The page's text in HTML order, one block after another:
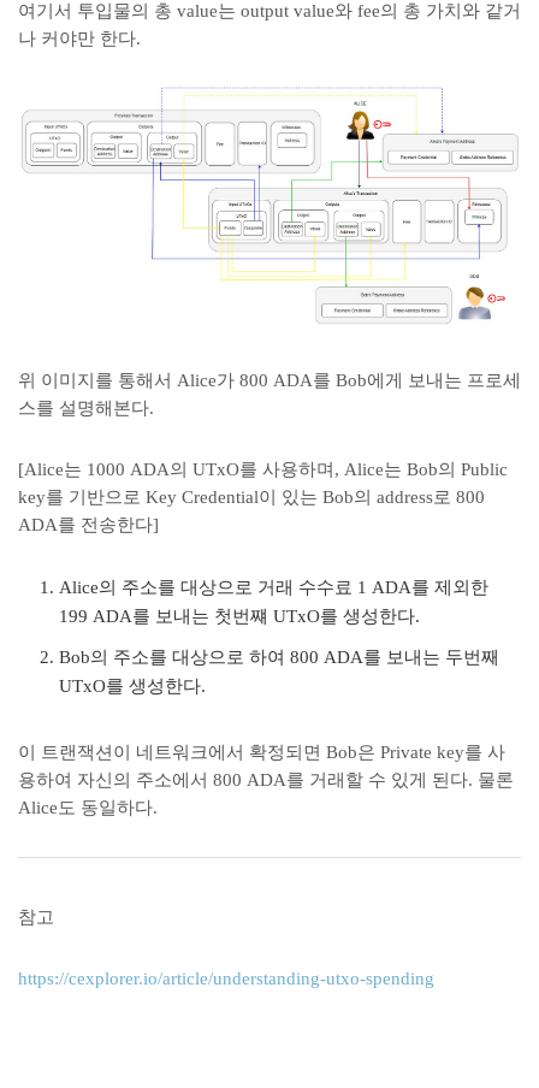
여기서 투입물의 총 value는 output value와 fee의 총 가치와 같거
나 커야만 한다.
위 이미지를 통해서 Alice가 800 ADA를 Bob에게 보내는 프로세
스를 설명해본다.
[Alice는 1000 ADA의 UTxO를 사용하며, Alice는 Bob의 Public
key를 기반으로 Key Credential이 있는 Bob의 address로 800
ADA를 전송한다]
Alice의 주소를 대상으로 거래 수수료 1 ADA를 제외한
199 ADA를 보내는 첫번쨰 UTxO를 생성한다.
Bob의 주소를 대상으로 하여 800 ADA를 보내는 두번째
UTxO를 생성한다.
이 트랜잭션이 네트워크에서 확정되면 Bob은 Private key를 사
용하여 자신의 주소에서 800 ADA를 거래할 수 있게 된다. 물론
Alice도 동일하다.
참고
https://cexplorer.io/article/understanding-utxo-spending